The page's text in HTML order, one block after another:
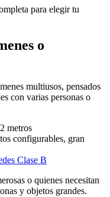
o
multiusos, pensados
con varias personas o
metros
configurables, gran
Clase B
o quienes necesitan
y objetos grandes.